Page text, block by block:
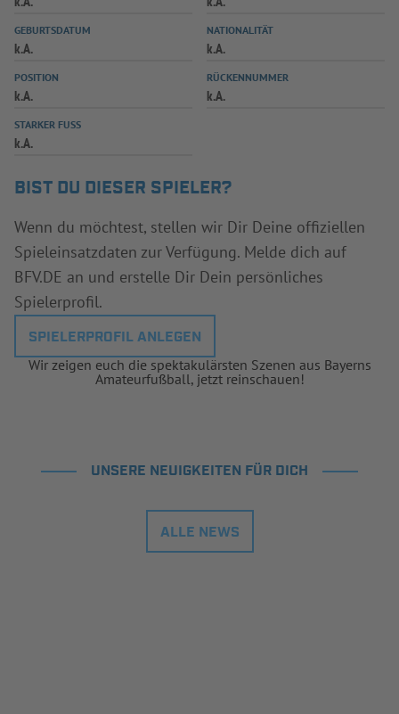
SPIELPLUS
GEBURTSDATUM
k.A.
NATIONALITÄT
k.A.
POSITION
k.A.
RÜCKENNUMMER
k.A.
STARKER FUSS
k.A.
BIST DU DIESER SPIELER?
Wenn du möchtest, stellen wir Dir Deine offiziellen
Spieleinsatzdaten zur Verfügung. Melde dich auf
BFV.DE an und erstelle Dir Dein persönliches
Spielerprofil.
SPIELERPROFIL ANLEGEN
Wir zeigen euch die spektakulärsten Szenen aus Bayerns
Amateurfußball, jetzt reinschauen!
UNSERE NEUIGKEITEN FÜR DICH
ALLE NEWS